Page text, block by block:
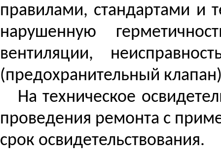
правилами, стандартами и
нарушенную
вентиляции,
(предохранительный
На техническое
проведения ремонта с
срок освидетельствования.